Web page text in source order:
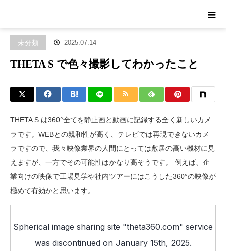
未分類 2025.07.14
THETA S で色々撮影してわかったこと
THETA S は360°全てを静止画と動画に記録する全く新しいカメ
ラです。WEBとの親和性が高く、テレビでは再現できないカメ
ラですので、我々映像業界の人間にとっては敷居の高い機材に見
えますが、一方でその可能性はかなり高そうです。 例えば、企
業向けの映像で工場見学や社内ツアーにはこうした360°の映像が
極めて有効かと思います。